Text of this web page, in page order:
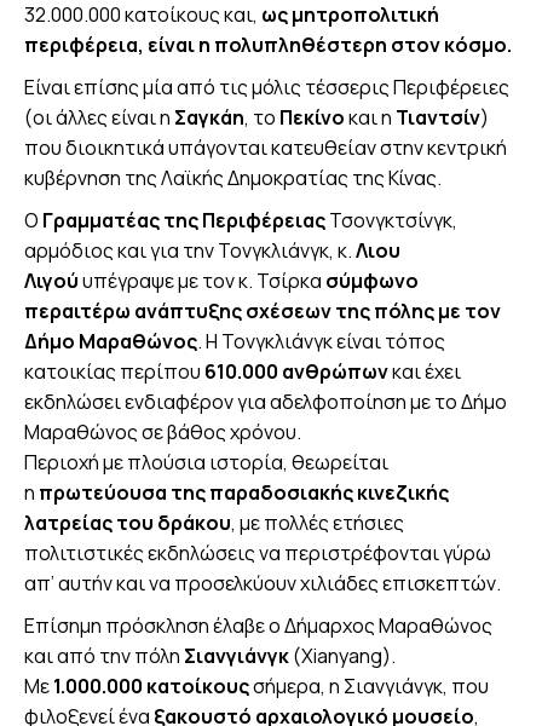
32.000.000 κατοίκους και, ως μητροπολιτική
περιφέρεια, είναι η πολυπληθέστερη στον κόσμο.
Είναι επίσης μία από τις μόλις τέσσερις Περιφέρειες
(οι άλλες είναι η Σαγκάη, το Πεκίνοκαι η Τιαντσίν)
που διοικητικά υπάγονται κατευθείαν στην κεντρική
κυβέρνηση της Λαϊκής Δημοκρατίας της Κίνας.
Ο Γραμματέας της ΠεριφέρειαςΤσονγκτσίνγκ,
αρμόδιος και για την Τονγκλιάνγκ, κ.Λιου
Λιγούυπέγραψε με τον κ. Τσίρκα σύμφωνο
περαιτέρω ανάπτυξης σχέσεων της πόλης με τον
Δήμο Μαραθώνος. Η Τονγκλιάνγκ είναι τόπος
κατοικίας περίπου 610.000 ανθρώπωνκαι έχει
εκδηλώσει ενδιαφέρον για αδελφοποίηση με το Δήμο
Μαραθώνος σε βάθος χρόνου.
Περιοχή με πλούσια ιστορία, θεωρείται
η πρωτεύουσα της παραδοσιακής κινεζικής
λατρείας του δράκου, με πολλές ετήσιες
πολιτιστικές εκδηλώσεις να περιστρέφονται γύρω
απ’ αυτήν και να προσελκύουν χιλιάδες επισκεπτών.
Επίσημη πρόσκληση έλαβε ο Δήμαρχος Μαραθώνος
και από την πόλη Σιανγιάνγκ(Xianyang).
Με1.000.000 κατοίκουςσήμερα, η Σιανγιάνγκ, που
φιλοξενεί ένα ξακουστό αρχαιολογικό μουσείο,